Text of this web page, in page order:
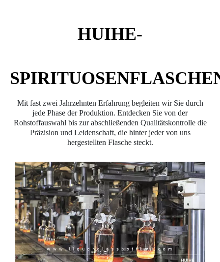
HUIHE-
Mit fast zwei Jahrzehnten Erfahrung begleiten wir Sie durch
jede Phase der Produktion. Entdecken Sie von der
Rohstoffauswahl bis zur abschließenden Qualitätskontrolle die
Präzision und Leidenschaft, die hinter jeder von uns
hergestellten Flasche steckt.​​​​​​​